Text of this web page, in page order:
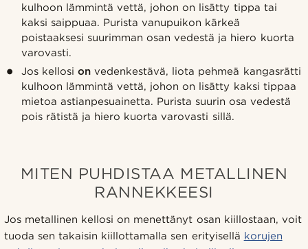
kulhoon lämmintä vettä, johon on lisätty tippa tai
kaksi saippuaa. Purista vanupuikon kärkeä
poistaaksesi suurimman osan vedestä ja hiero kuorta
varovasti.
Jos kellosion vedenkestävä, liota pehmeä kangasrätti
kulhoon lämmintä vettä, johon on lisätty kaksi tippaa
mietoa astianpesuainetta. Purista suurin osa vedestä
pois rätistä ja hiero kuorta varovasti sillä.
MITEN PUHDISTAA METALLINEN
RANNEKKEESI
Jos metallinen kellosi on menettänyt osan kiillostaan, voit
tuoda sen takaisin kiillottamalla sen erityisellä korujen